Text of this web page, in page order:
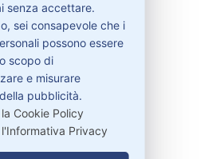
Contatti
329-30.78.513
senza accettare.
sei consapevole che i
possono essere
scopo di
e misurare
pubblicità.
Cookie Policy
Privacy